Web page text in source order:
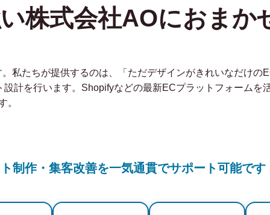
株式会社AOにおまか
私たちが提供するのは、「ただデザインがきれいなだけの
計を行います。Shopifyなどの最新ECプラットフォームを
。
制作・集客改善を一気通貫でサポート可能です